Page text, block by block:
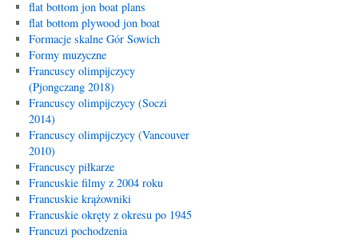
flat bottom jon boat plans
flat bottom plywood jon boat
Formacje skalne Gór Sowich
Formy muzyczne
Francuscy olimpijczycy
(Pjongczang 2018)
Francuscy olimpijczycy (Soczi
2014)
Francuscy olimpijczycy (Vancouver
2010)
Francuscy piłkarze
Francuskie filmy z 2004 roku
Francuskie krążowniki
Francuskie okręty z okresu po 1945
Francuzi pochodzenia